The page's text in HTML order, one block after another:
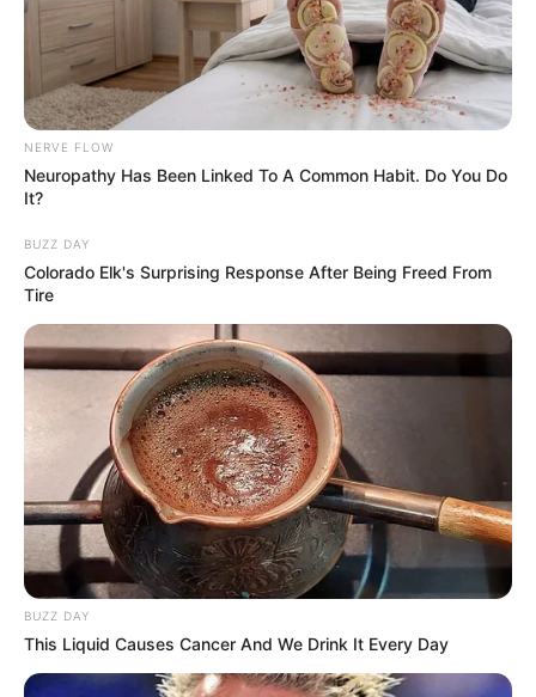
NERVE FLOW
Neuropathy Has Been Linked To A Common Habit. Do You Do
It?
BUZZ DAY
Colorado Elk's Surprising Response After Being Freed From
Tire
BUZZ DAY
This Liquid Causes Cancer And We Drink It Every Day